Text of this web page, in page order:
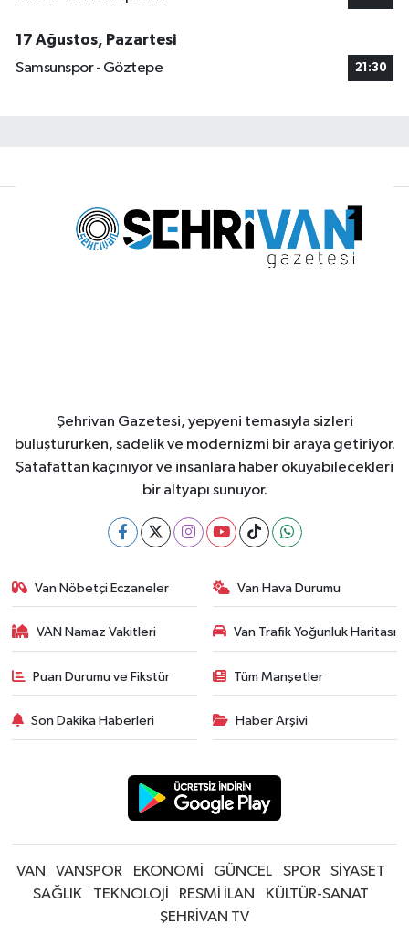
17 Ağustos, Pazartesi
Samsunspor - Göztepe
21:30
Şehrivan Gazetesi, yepyeni temasıyla sizleri
buluştururken, sadelik ve modernizmi bir araya getiriyor.
Şatafattan kaçınıyor ve insanlara haber okuyabilecekleri
bir altyapı sunuyor.
Van Nöbetçi Eczaneler Van Hava Durumu
VAN Namaz Vakitleri Van Trafik Yoğunluk Haritası
Puan Durumu ve Fikstür Tüm Manşetler
Son Dakika Haberleri Haber Arşivi
VAN VANSPOR EKONOMİ GÜNCEL SPOR
SİYASET
SAĞLIK
TEKNOLOJİ RESMİ İLAN
KÜLTÜR-SANAT
ŞEHRİVAN TV